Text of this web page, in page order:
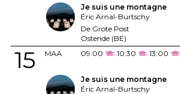
Je suis une montagne
Éric Arnal-Burtschy
De Grote Post
Ostende (BE)
MAA
15 09:00 10:30 13:00
Je suis une montagne
Éric Arnal-Burtschy